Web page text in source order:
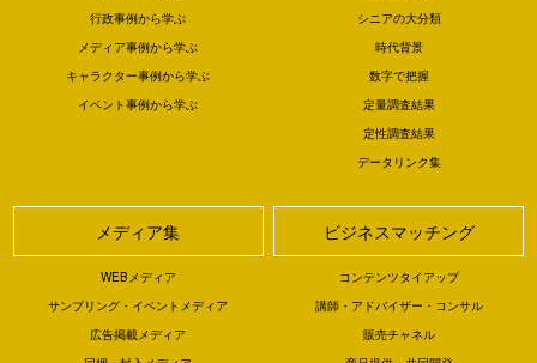
行政事例から学ぶ
メディア事例から学ぶ
キャラクター事例から学ぶ
イベント事例から学ぶ
シニアの大分類
時代背景
数字で把握
定量調査結果
定性調査結果
データリンク集
メディア集
WEBメディア
サンプリング・イベントメディア
広告掲載メディア
ビジネスマッチング
コンテンツタイアップ
講師・アドバイザー・コンサル
販売チャネル